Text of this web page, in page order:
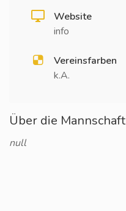
Website
info
Vereinsfarben
k.A.
Über die Mannschaft
null